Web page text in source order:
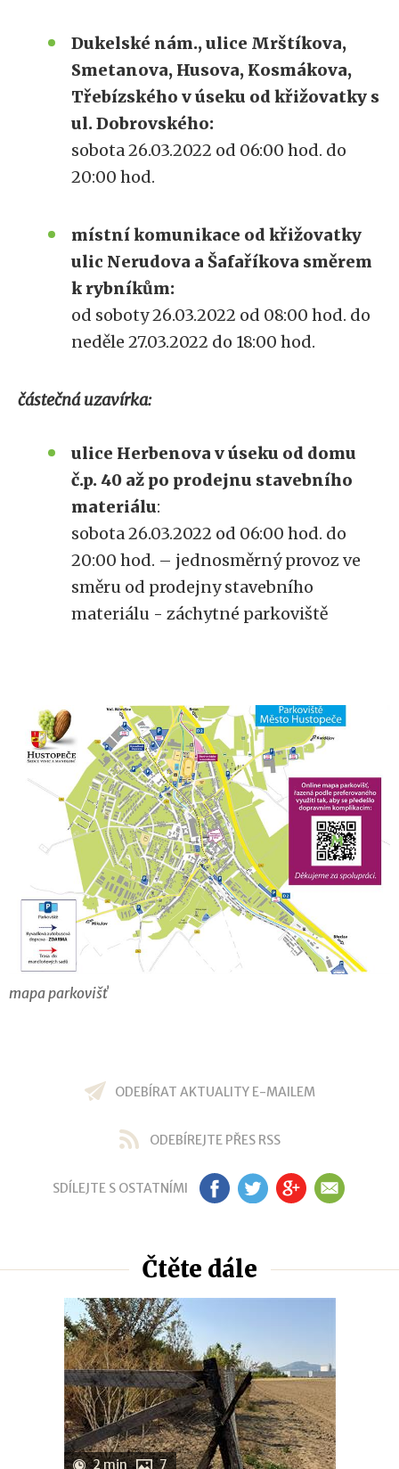
Dukelské nám., ulice Mrštíkova,
Smetanova, Husova, Kosmákova,
Třebízského v úseku od křižovatky s
ul. Dobrovského:
sobota 26.03.2022 od 06:00 hod. do
20:00 hod.
místní komunikace od křižovatky
ulic Nerudova a Šafaříkova směrem
k rybníkům:
od soboty 26.03.2022 od 08:00 hod. do
neděle 27.03.2022 do 18:00 hod.
částečná uzavírka:
ulice Herbenova v úseku od domu
č.p. 40 až po prodejnu stavebního
materiálu:
sobota 26.03.2022 od 06:00 hod. do
20:00 hod. – jednosměrný provoz ve
směru od prodejny stavebního
materiálu - záchytné parkoviště
mapa parkovišť
ODEBÍRAT AKTUALITY E-MAILEM
ODEBÍREJTE PŘES RSS
SDÍLEJTE S OSTATNÍMI FB TW GP EM
Čtěte dále
2 min 7